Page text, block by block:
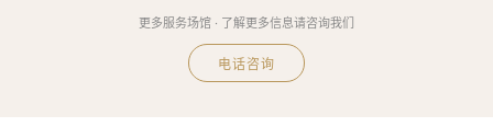
更多服务场馆 · 了解更多信息请咨询我们
电话咨询